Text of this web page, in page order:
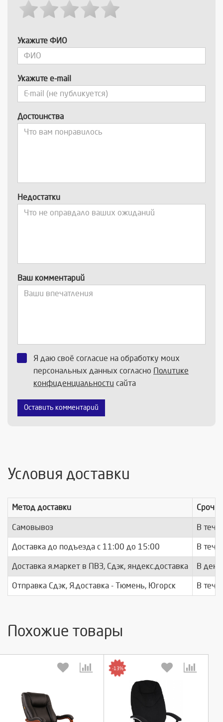
Укажите ФИО
Укажите e-mail
Достоинства
Недостатки
Ваш комментарий
Я даю своё согласие на обработку моих
персональных данных согласно Политике
конфиденциальности сайта
Оставить комментарий
Условия доставки
Метод доставки
Самовывоз В
Доставка до подъезда c 11:00 до 15:00 В
Доставка я.маркет в ПВЗ, Сдэк, яндекс.доставка В день
Отправка Сдэк, Я.доставка - Тюмень, Югорск В
Похожие товары
-13%